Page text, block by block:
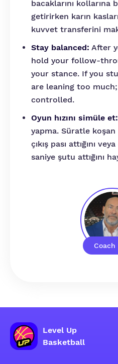
Coach
bacaklarını kollarına
getirirken karın
kuvvet transferini
Stay balanced: After
hold your follow-
your stance. If you
are leaning too
controlled.
Oyun hızını simüle et:
yapma. Süratle koşan
çıkış pası attığını
saniye şutu attığını
Level Up
Basketball